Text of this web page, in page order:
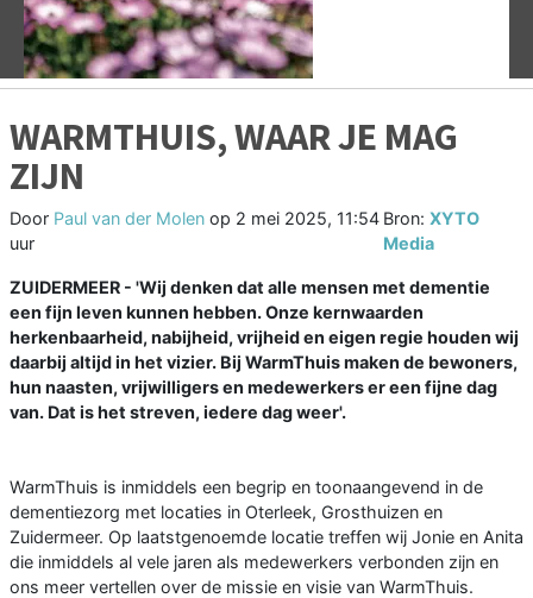
WARMTHUIS, WAAR JE MAG
ZIJN
Door Paul van der Molen op 2 mei 2025, 11:54
uur
Bron: XYTO
Media
ZUIDERMEER - 'Wij denken dat alle mensen met dementie
een fijn leven kunnen hebben. Onze kernwaarden
herkenbaarheid, nabijheid, vrijheid en eigen regie houden wij
daarbij altijd in het vizier. Bij WarmThuis maken de bewoners,
hun naasten, vrijwilligers en medewerkers er een fijne dag
van. Dat is het streven, iedere dag weer'.
WarmThuis is inmiddels een begrip en toonaangevend in de
dementiezorg met locaties in Oterleek, Grosthuizen en
Zuidermeer. Op laatstgenoemde locatie treffen wij Jonie en Anita
die inmiddels al vele jaren als medewerkers verbonden zijn en
ons meer vertellen over de missie en visie van WarmThuis.